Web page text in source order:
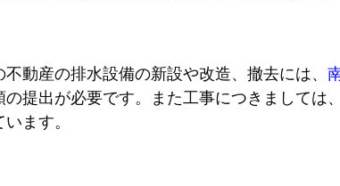
動産の排水設備の新設や改造、撤去には、
提出が必要です。また工事につきましては、
ます。